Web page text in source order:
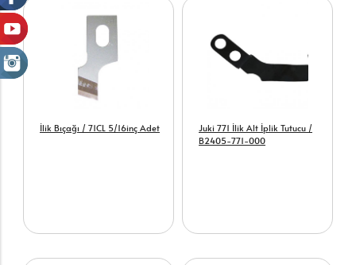
İlik Bıçağı / 71CL 5/16inç Adet
Juki 771 İlik Alt İplik Tutucu /
B2405-771-000